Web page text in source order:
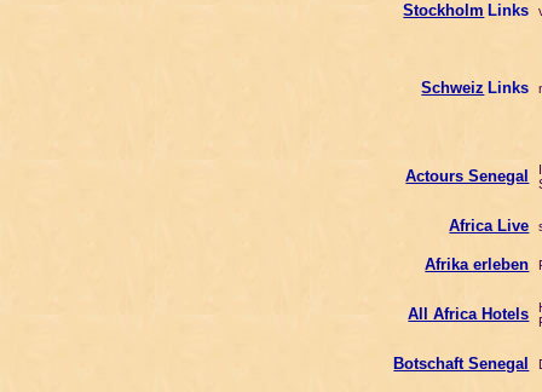
Stockholm Links
Schweiz Links
Actours Senegal
Africa Live
Afrika erleben
All Africa Hotels
Botschaft Senegal